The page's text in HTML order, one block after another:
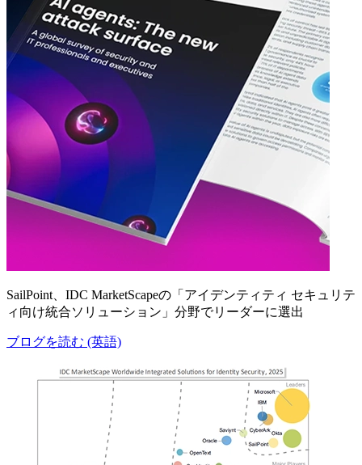
SailPoint、IDC MarketScapeの「アイデンティティ セキュリテ
ィ向け統合ソリューション」分野でリーダーに選出
ブログを読む (英語)